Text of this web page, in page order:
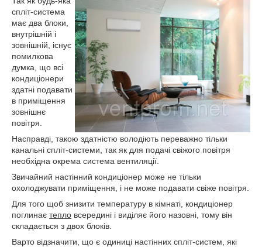
спліт-система
має два блоки,
внутрішній і
зовнішній, існує
помилкова
думка, що всі
кондиціонери
здатні подавати
в приміщення
зовнішнє
повітря.
Насправді, такою здатністю володіють переважно тільки
канальні спліт-системи, так як для подачі свіжого повітря
необхідна окрема система вентиляції.
Звичайний настінний кондиціонер може не тільки
охолоджувати приміщення, і не може подавати свіже повітря.
Для того щоб знизити температуру в кімнаті, кондиціонер
поглинає тепло всередині і виділяє його назовні, тому він
складається з двох блоків.
Варто відзначити, що є одиниці настінних спліт-систем, які